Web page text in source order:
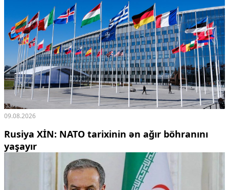
Media və QHT
Hadisə
Sağlamlıq
Sosium
Mənəvi dəyərlər
Texnologiya
Mətbuat-150
Əlaqə
Missiyamız
09.08.2026
Rusiya XİN: NATO tarixinin ən ağır böhranını
yaşayır